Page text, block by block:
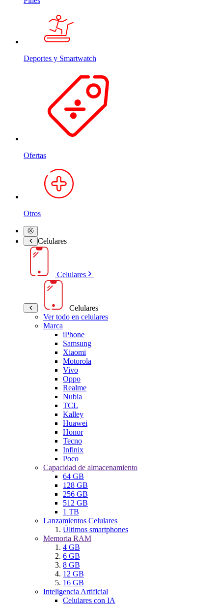
Deportes y Smartwatch
Ofertas
Otros
Celulares
Celulares
Celulares
Ver todo en celulares
Marca
iPhone
Samsung
Xiaomi
Motorola
Vivo
Oppo
Realme
Nubia
TCL
Kalley
Huawei
Honor
Tecno
Infinix
Poco
Capacidad de almacenamiento
64 GB
128 GB
256 GB
512 GB
1 TB
Lanzamientos Celulares
Últimos smartphones
Memoria RAM
4 GB
6 GB
8 GB
12 GB
16 GB
Inteligencia Artificial
Celulares con IA